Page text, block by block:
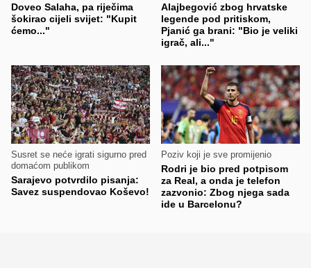
Doveo Salaha, pa riječima
šokirao cijeli svijet: "Kupit
ćemo..."
Alajbegović zbog hrvatske
legende pod pritiskom,
Pjanić ga brani: "Bio je veliki
igrač, ali..."
Susret se neće igrati sigurno pred
domaćom publikom
Sarajevo potvrdilo pisanja:
Savez suspendovao Koševo!
Poziv koji je sve promijenio
Rodri je bio pred potpisom
za Real, a onda je telefon
zazvonio: Zbog njega sada
ide u Barcelonu?